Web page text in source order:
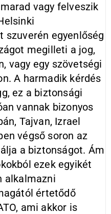
vagy felveszik
szuverén egyenlőség
megilleti a jog,
vagy egy szövetségi
A harmadik kérdés
ez a biztonsági
vannak bizonyos
Tajvan, Izrael
végső soron az
a biztonságot. Ám
ezek egyikét
alkalmazni
értetődő
ami akkor is